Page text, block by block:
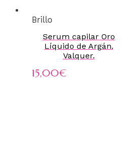
Brillo
Serum capilar Oro
Líquido de Argán.
Valquer.
15,00€